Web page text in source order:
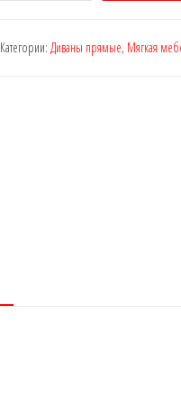
"Алина"
Категории: Диваны прямые, Мягкая